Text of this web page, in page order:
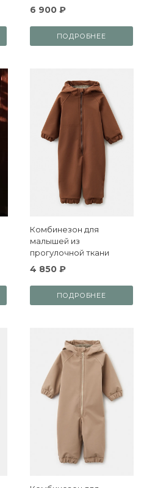
6 900 ₽
ПОДРОБНЕЕ
Комбинезон для
малышей из
прогулочной ткани
4 850 ₽
ПОДРОБНЕЕ